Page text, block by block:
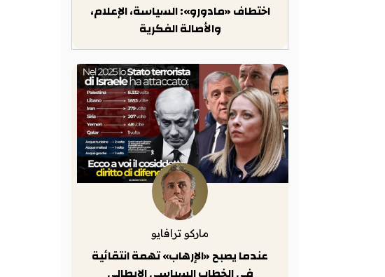
اختطاف «مادورو»: السياسة، الإعلام،
والأصالة الفكرية
ماركو ترافايو
عندما يصبح «الإرهاب» تهمة انتقائية